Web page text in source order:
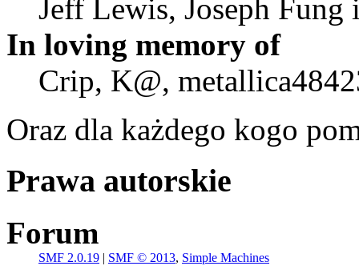
Jeff Lewis, Joseph
In loving memory of
Crip, K@,
Oraz dla każdego kogo
Prawa autorskie
Forum
SMF 2.0.19 | SMF © 2013, Simple Machines